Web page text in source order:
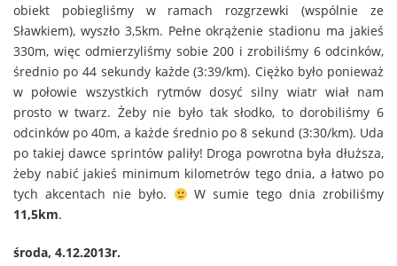
obiekt pobiegliśmy w ramach rozgrzewki (wspólnie ze
Sławkiem), wyszło 3,5km. Pełne okrążenie stadionu ma jakieś
330m, więc odmierzyliśmy sobie 200 i zrobiliśmy 6 odcinków,
średnio po 44 sekundy każde (3:39/km). Ciężko było ponieważ
w połowie wszystkich rytmów dosyć silny wiatr wiał nam
prosto w twarz. Żeby nie było tak słodko, to dorobiliśmy 6
odcinków po 40m, a każde średnio po 8 sekund (3:30/km). Uda
po takiej dawce sprintów paliły! Droga powrotna była dłuższa,
żeby nabić jakieś minimum kilometrów tego dnia, a łatwo po
tych akcentach nie było.
W sumie tego dnia zrobiliśmy
11,5km.
środa, 4.12.2013r.